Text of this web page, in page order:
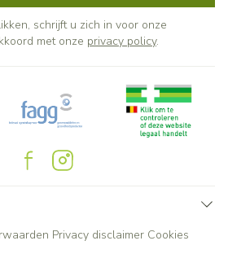
schrijft u zich in voor onze
met onze privacy policy.
Privacy disclaimer Cookies